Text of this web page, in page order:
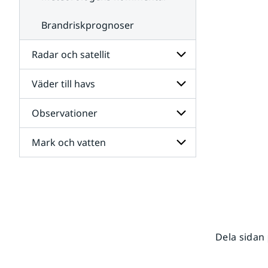
Brandriskprognoser
Radar och satellit
Undersidor
för
Radar
och
satellit
Väder till havs
Undersidor
för
Väder
till
havs
Observationer
Undersidor
för
Mark och vatten
Dela sidan